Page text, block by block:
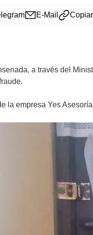
E-Mail
a través del
la empresa Yes